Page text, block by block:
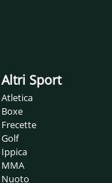
Altri Sport
Atletica
Boxe
Frecette
Golf
Ippica
MMA
Nuoto